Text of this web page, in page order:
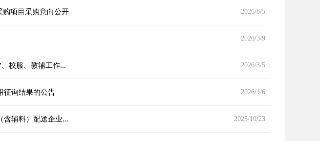
购项目采购意向公开 2026/8/5
2026/3/9
校服、教辅工作... 2026/3/5
征询结果的公告 2026/1/6
含辅料）配送企业... 2025/10/23